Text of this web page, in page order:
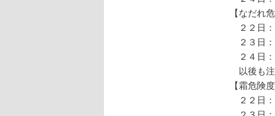
【なだれ
２２日
２３日
２４日
以後も
【霜危険度
２２日